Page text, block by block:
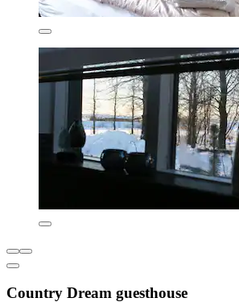
Country Dream guesthouse